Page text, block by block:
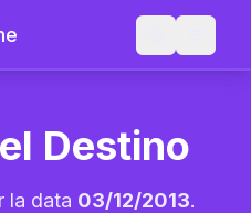
Destino
la data 03/12/2013.